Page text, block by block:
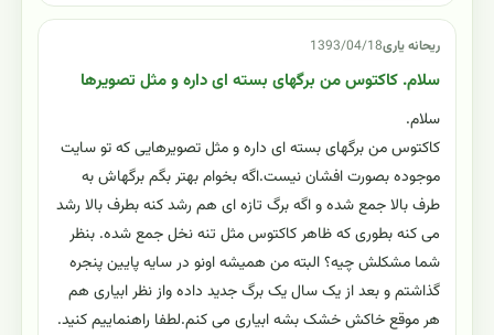
ریحانه یاری1393/04/18
سلام. کاکتوس من برگهای بسته ای داره و مثل تصویرها
سلام.
کاکتوس من برگهای بسته ای داره و مثل تصویرهایی که تو سایت
موجوده بصورت افشان نیست.اگه بخوام بهتر بگم برگهاش به
طرف بالا جمع شده و اگه برگ تازه ای هم رشد کنه بطرف بالا رشد
می کنه بطوری که ظاهر کاکتوس مثل تنه نخل جمع شده. بنظر
شما مشکلش چیه؟ البته من همیشه اونو در سایه پایین پنجره
گذاشتم و بعد از یک سال یک برگ جدید داده واز نظر ابیاری هم
هر موقع خاکش خشک بشه ابیاری می کنم.لطفا راهنماییم کنید.